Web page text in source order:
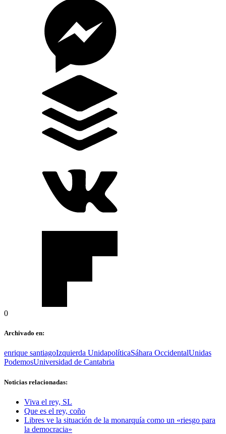
0
Archivado en:
enrique santiagoIzquierda UnidapolíticaSáhara OccidentalUnidas
PodemosUniversidad de Cantabria
Noticias relacionadas:
Viva el rey, SL
Que es el rey, coño
Libres ve la situación de la monarquía como un «riesgo para
la democracia»